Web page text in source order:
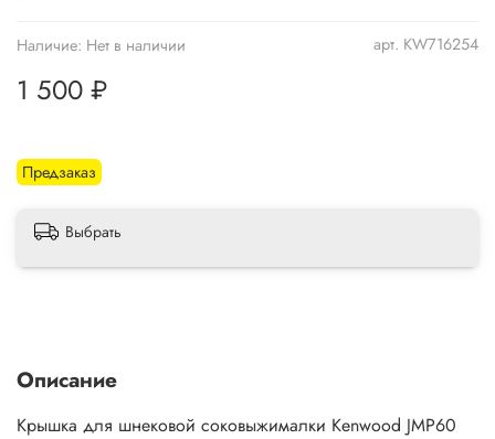
арт. KW716254
Наличие: Нет в наличии
Предзаказ
1 500 ₽
Выбрать
Описание
Крышка для шнековой соковыжималки Kenwood JMP60